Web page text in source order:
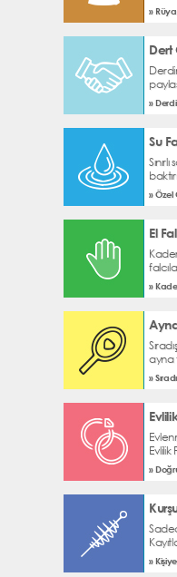
»
Dert
»
Su
» Özel
El
»
ayna
»
Evlilik
»
»